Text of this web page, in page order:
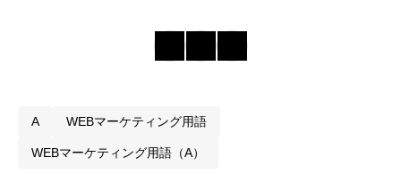
A WEBマーケティング用語
WEBマーケティング用語（A）